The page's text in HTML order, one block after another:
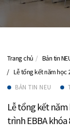
Trang chủ
Bản tin
Lễ tổng kết năm học
BẢN TIN NEU
Lễ tổng kết năm
trình EBBA khóa